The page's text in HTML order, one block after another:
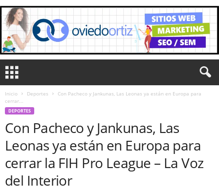
Inicio Deportes
Con Pacheco y Jankunas, Las Leonas ya están en Europa para
cerrar...
DEPORTES
Con Pacheco y Jankunas, Las
Leonas ya están en Europa para
cerrar la FIH Pro League – La Voz
del Interior